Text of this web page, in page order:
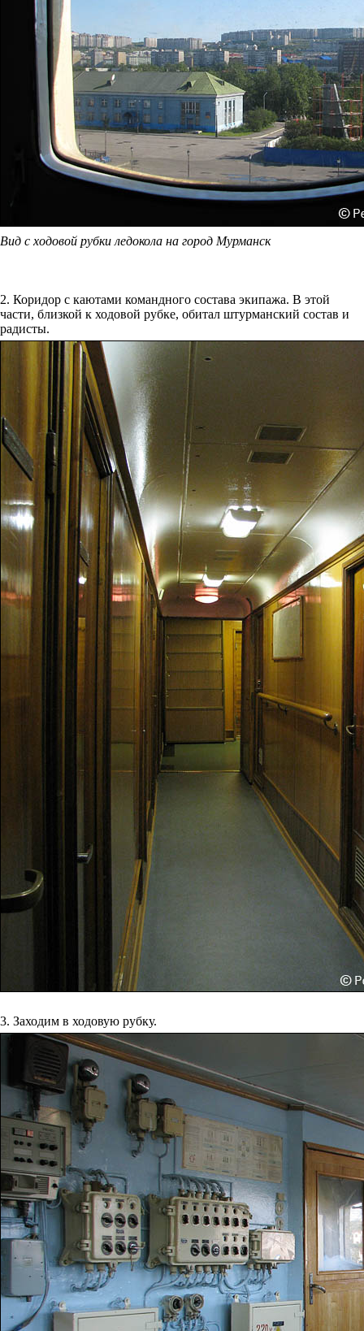
Вид с ходовой рубки ледокола на город Мурманск
2. Коридор с каютами командного состава экипажа. В этой
части, близкой к ходовой рубке, обитал штурманский состав и
радисты.
3. Заходим в ходовую рубку.